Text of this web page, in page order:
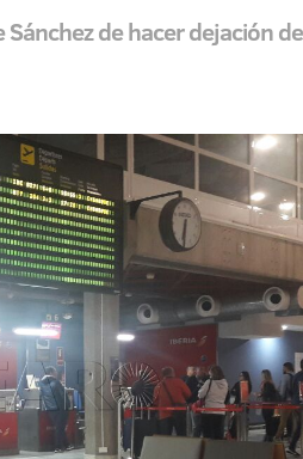
de hacer dejación